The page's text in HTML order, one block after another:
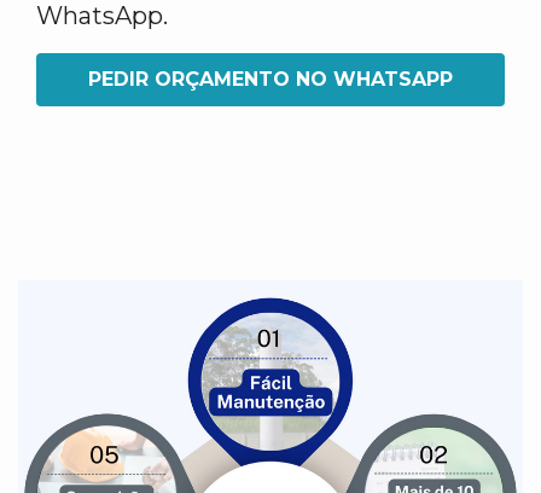
WhatsApp.
PEDIR ORÇAMENTO NO WHATSAPP